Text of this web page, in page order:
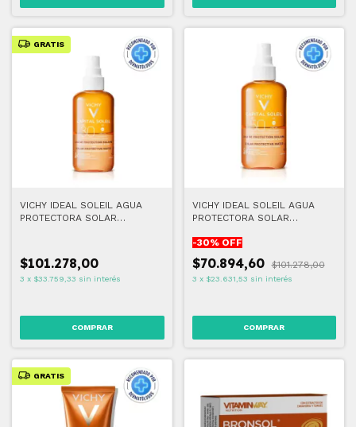
GRATIS
VICHY IDEAL SOLEIL AGUA
PROTECTORA SOLAR
$101.278,00
3 x $33.759,33 sin interés
VICHY IDEAL SOLEIL AGUA
PROTECTORA SOLAR
BRONCEADO FPS50 200 ML
-30% OFF
$70.894,60 $101.278,00
3 x $23.631,53 sin interés
GRATIS